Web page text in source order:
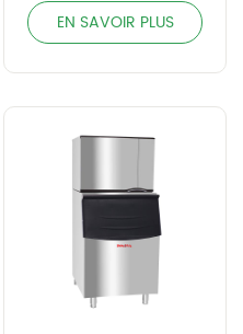
EN SAVOIR PLUS